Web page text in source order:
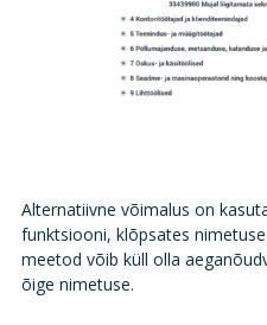
Alternatiivne võimalus on
funktsiooni, klõpsates
meetod võib küll olla
õige nimetuse.